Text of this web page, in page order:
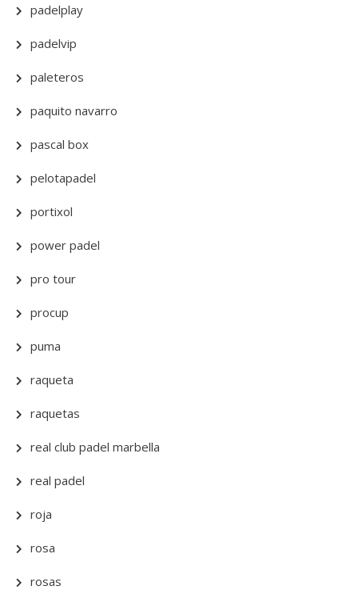
padelplay
padelvip
paleteros
paquito navarro
pascal box
pelotapadel
portixol
power padel
pro tour
procup
puma
raqueta
raquetas
real club padel marbella
real padel
roja
rosa
rosas